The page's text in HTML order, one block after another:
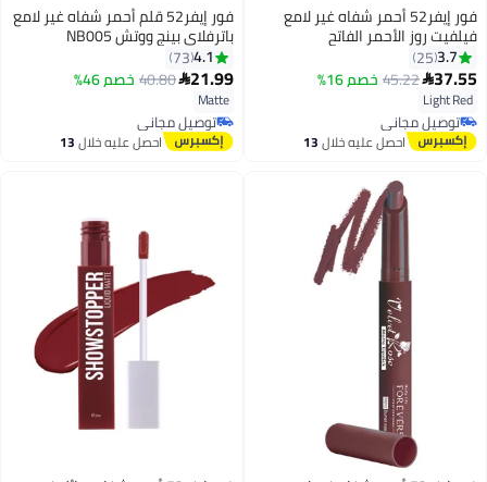
6
فور إيفر52 أحمر شفاه غير لامع
فيلفيت روز الأحمر الفاتح
3.7
25
37.55
45.22خصم 16%
Light Red
توصيل مجاني
توصيل مجانياحصل عليه خلال13
اغسطس
10
فور إيفر52 قلم أحمر شفاه غير لامع
باترفلاي بينج ووتش NB005
4.1
73
21.99
40.80خصم 46%
Matte
توصيل مجاني
توصيل مجانياحصل عليه خلال13
اغسطس